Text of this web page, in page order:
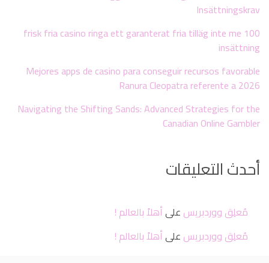
Insättningskrav
100 frisk fria casino ringa ett garanterat fria tilläg inte me
insättning
Mejores apps de casino para conseguir recursos favorable
Ranura Cleopatra referente a 2026
Navigating the Shifting Sands: Advanced Strategies for the
Canadian Online Gambler
أحدث التعليقات
مُعلِق ووردبريس علىأهلاً بالعالم !
مُعلِق ووردبريس علىأهلاً بالعالم !